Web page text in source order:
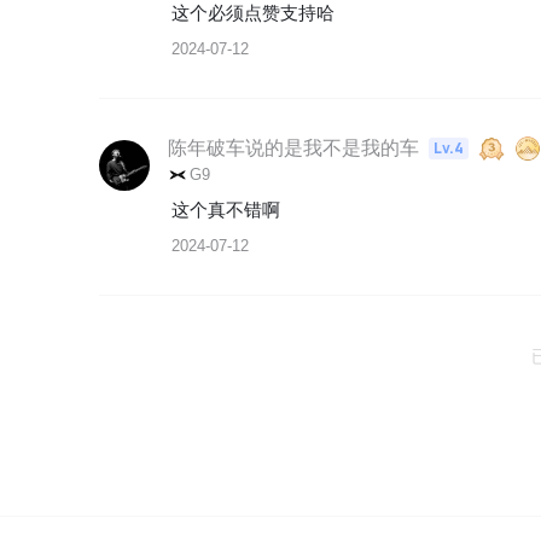
这个必须点赞支持哈
2024-07-12
陈年破车说的是我不是我的车 Lv.4
G9
这个真不错啊
2024-07-12